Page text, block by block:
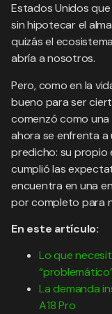
Estados Unidos
sin hipotecar el
quizás el
abría a nosotros.
Pero, como en la
bueno para ser
comenzó como
ahora se enfrenta
predicho: su propio
cumplió las
encuentra en una
por completo para
En este artículo:
Lo que
La demanda
A18 Pro